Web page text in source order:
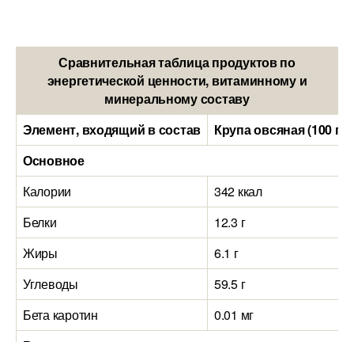
Сравнительная таблица продуктов по
энергетической ценности, витаминному и
минеральному составу
Элемент, входящий в состав
Крупа овсяная (100
Основное
Калории
342 ккал
Белки
12.3 г
Жиры
6.1 г
Углеводы
59.5 г
Бета каротин
0.01 мг